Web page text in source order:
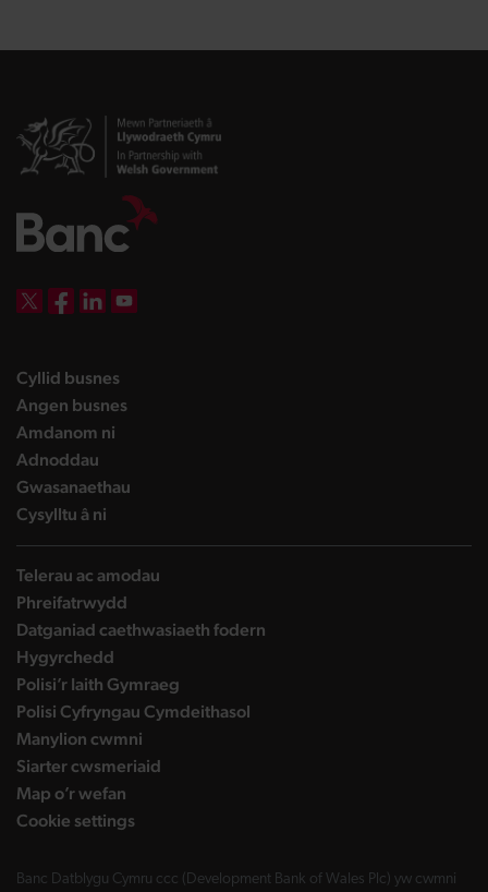
Cyllid busneslanding page
Angen busneslanding page
Amdanom ni
Adnoddau
Gwasanaethau
Cysylltu â ni
Telerau ac amodau
Phreifatrwydd
Datganiad caethwasiaeth fodern
Hygyrchedd
Polisi’r Iaith Gymraeg
Polisi Cyfryngau Cymdeithasol
Manylion cwmni
Siarter cwsmeriaid
Map o’r wefan
Cookie settings
Banc Datblygu Cymru ccc (Development Bank of Wales Plc) yw cwmni